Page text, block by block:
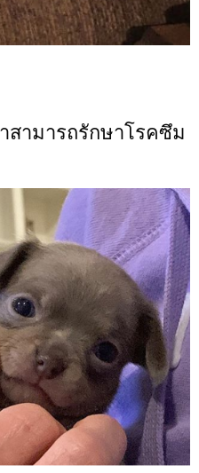
สามารถรักษาโรคซึม